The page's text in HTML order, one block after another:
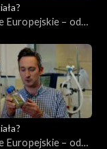
Europejskie – odc.
Europejskie – odc.